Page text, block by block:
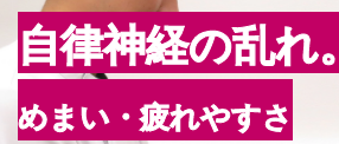
自律神経の乱れ。
めまい・疲れやすさ